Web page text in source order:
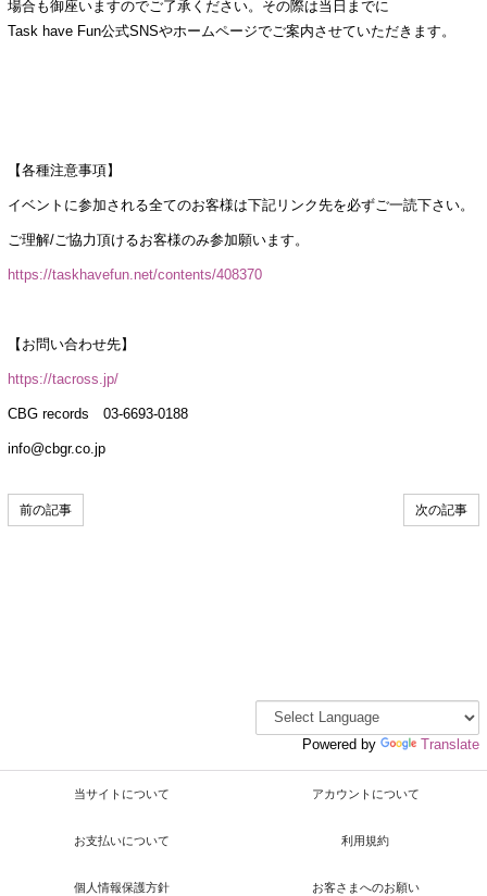
場合も御座いますのでご了承ください。その際は当日までに
Task have Fun公式SNSやホームページでご案内させていただきます。
【各種注意事項】
イベントに参加される全てのお客様は下記リンク先を必ずご一読下さい。
ご理解/ご協力頂けるお客様のみ参加願います。
https://taskhavefun.net/contents/408370
【お問い合わせ先】
https://tacross.jp/
CBG records 03-6693-0188
info@cbgr.co.jp
次の記事
前の記事
Powered by Translate
当サイトについて アカウントについて
お支払いについて 利用規約
個人情報保護方針 お客さまへのお願い